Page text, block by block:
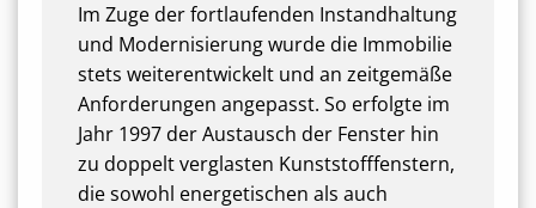
Im Zuge der fortlaufenden Instandhaltung
und Modernisierung wurde die Immobilie
stets weiterentwickelt und an zeitgemäße
Anforderungen angepasst. So erfolgte im
Jahr 1997 der Austausch der Fenster hin
zu doppelt verglasten Kunststofffenstern,
die sowohl energetischen als auch